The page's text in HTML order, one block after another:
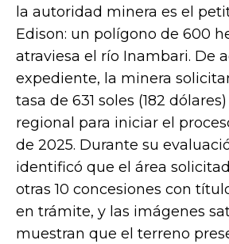
la autoridad minera es el
Edison: un polígono de 600
atraviesa el río Inambari. De
expediente, la minera
tasa de 631 soles (182
regional para iniciar el
de 2025. Durante su
identificó que el área
otras 10 concesiones con
en trámite, y las imágenes
muestran que el terreno